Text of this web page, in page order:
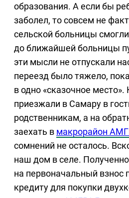
образования. А если бы
заболел, то совсем не
сельской больницы
до ближайшей больницы
эти мысли не отпускали
переезд было тяжело,
в одно «сказочное
приезжали в Самару в
родственникам, а на
заехать в макрорайон
сомнений не осталось.
наш дом в селе.
на первоначальный взнос
кредиту для покупки